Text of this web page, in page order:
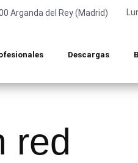
Arganda del Rey (Madrid)
Descargas
red